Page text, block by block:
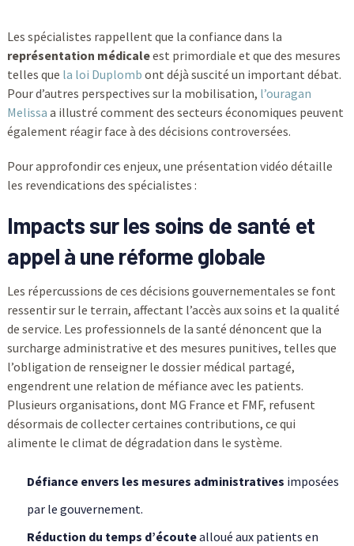
Les spécialistes rappellent que la confiance dans la
représentation médicaleest primordiale et que des mesures
telles que la loi Duplomb ont déjà suscité un important débat.
Pour d’autres perspectives sur la mobilisation, l’ouragan
Melissa a illustré comment des secteurs économiques peuvent
également réagir face à des décisions controversées.
Pour approfondir ces enjeux, une présentation vidéo détaille
les revendications des spécialistes :
Impacts sur les soins de santé et
appel à une réforme globale
Les répercussions de ces décisions gouvernementales se font
ressentir sur le terrain, affectant l’accès aux soins et la qualité
de service. Les professionnels de la santé dénoncent que la
surcharge administrative et des mesures punitives, telles que
l’obligation de renseigner le dossier médical partagé,
engendrent une relation de méfiance avec les patients.
Plusieurs organisations, dont MG France et FMF, refusent
désormais de collecter certaines contributions, ce qui
alimente le climat de dégradation dans le système.
Défiance envers les mesures administratives imposées
par le gouvernement.
Réduction du temps d’écoutealloué aux patients en